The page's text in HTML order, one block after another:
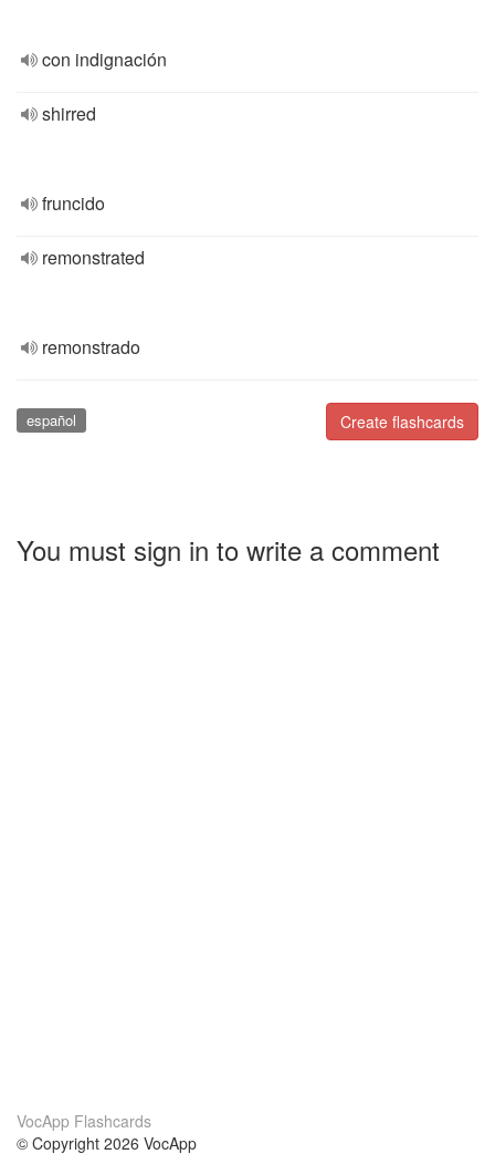
con indignación
shirred
fruncido
remonstrated
remonstrado
Create flashcards
español
You must sign in to write a comment
VocApp Flashcards
© Copyright 2026 VocApp